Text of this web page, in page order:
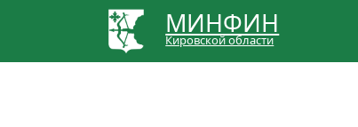
МИНФИН
Кировской области